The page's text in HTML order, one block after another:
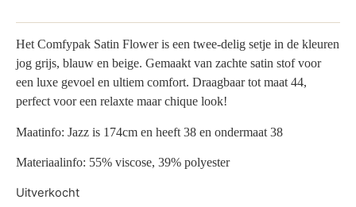
Het Comfypak Satin Flower is een twee-delig setje in de kleuren
jog grijs, blauw en beige. Gemaakt van zachte satin stof voor
een luxe gevoel en ultiem comfort. Draagbaar tot maat 44,
perfect voor een relaxte maar chique look!
Maatinfo: Jazz is 174cm en heeft 38 en ondermaat 38
Materiaalinfo: 55% viscose, 39% polyester
Uitverkocht